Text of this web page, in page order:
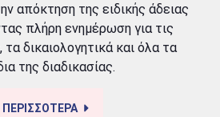
απόκτηση της ειδικής άδειας
πλήρη ενημέρωση για τις
δικαιολογητικά και όλα τα
της διαδικασίας.
ΠΕΡΙΣΣΟΤΕΡΑ